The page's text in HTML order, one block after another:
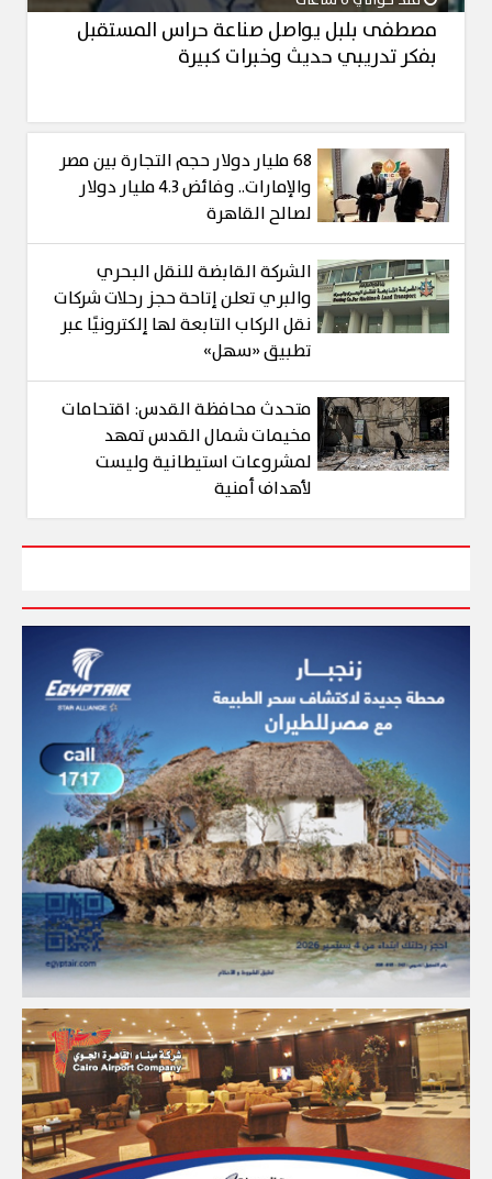
مصطفى بلبل يواصل صناعة حراس المستقبل
بفكر تدريبي حديث وخبرات كبيرة
68 مليار دولار حجم التجارة بين مصر
والإمارات.. وفائض 4.3 مليار دولار
لصالح القاهرة
الشركة القابضة للنقل البحري
والبري تعلن إتاحة حجز رحلات شركات
نقل الركاب التابعة لها إلكترونيًا عبر
تطبيق «سهل»
متحدث محافظة القدس: اقتحامات
مخيمات شمال القدس تمهد
لمشروعات استيطانية وليست
لأهداف أمنية